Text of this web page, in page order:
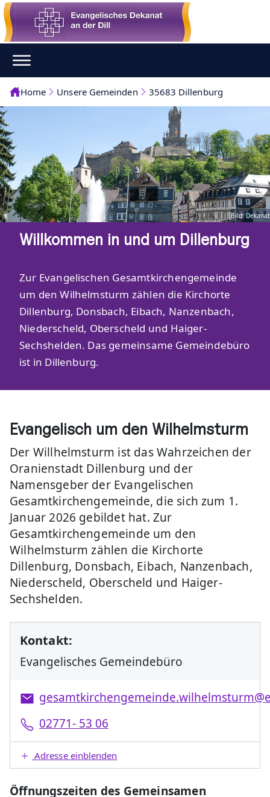
Home Unsere Gemeinden 35683 Dillenburg
Bild: Dekanat
Willkommen in und um Dillenburg
Zur Evangelischen Gesamtkirchengemeinde
um den Wilhelmsturm zählen die Kirchorte
Dillenburg, Donsbach, Eibach, Nanzenbach,
Niederscheld, Oberscheld und Haiger-
Sechshelden. Das gemeinsame Gemeindebüro
ist in Dillenburg.
Evangelisch um den Wilhelmsturm
Der Willhelmsturm ist das Wahrzeichen der
Oranienstadt Dillenburg und der
Namensgeber der Evangelischen
Gesamtkirchengemeinde, die sich zum 1.
Januar 2026 gebildet hat. Zur
Gesamtkirchengemeinde um den
Wilhelmsturm zählen die Kirchorte
Dillenburg, Donsbach, Eibach, Nanzenbach,
Niederscheld, Oberscheld und Haiger-
Sechshelden.
Kontakt:
Evangelisches Gemeindebüro
02771- 53 06
Adresse einblenden
Öffnungszeiten des Gemeinsamen